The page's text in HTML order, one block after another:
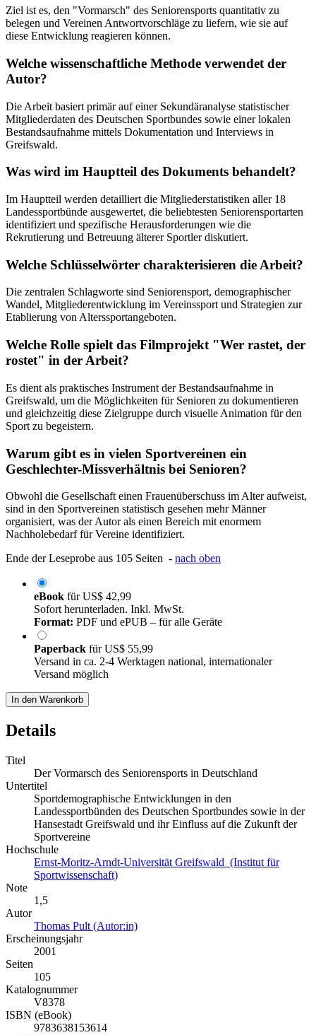
Ziel ist es, den "Vormarsch" des Seniorensports quantitativ zu
belegen und Vereinen Antwortvorschläge zu liefern, wie sie auf
diese Entwicklung reagieren können.
Welche wissenschaftliche Methode verwendet der
Autor?
Die Arbeit basiert primär auf einer Sekundäranalyse statistischer
Mitgliederdaten des Deutschen Sportbundes sowie einer lokalen
Bestandsaufnahme mittels Dokumentation und Interviews in
Greifswald.
Was wird im Hauptteil des Dokuments behandelt?
Im Hauptteil werden detailliert die Mitgliederstatistiken aller 18
Landessportbünde ausgewertet, die beliebtesten Seniorensportarten
identifiziert und spezifische Herausforderungen wie die
Rekrutierung und Betreuung älterer Sportler diskutiert.
Welche Schlüsselwörter charakterisieren die Arbeit?
Die zentralen Schlagworte sind Seniorensport, demographischer
Wandel, Mitgliederentwicklung im Vereinssport und Strategien zur
Etablierung von Alterssportangeboten.
Welche Rolle spielt das Filmprojekt "Wer rastet, der
rostet" in der Arbeit?
Es dient als praktisches Instrument der Bestandsaufnahme in
Greifswald, um die Möglichkeiten für Senioren zu dokumentieren
und gleichzeitig diese Zielgruppe durch visuelle Animation für den
Sport zu begeistern.
Warum gibt es in vielen Sportvereinen ein
Geschlechter-Missverhältnis bei Senioren?
Obwohl die Gesellschaft einen Frauenüberschuss im Alter aufweist,
sind in den Sportvereinen statistisch gesehen mehr Männer
organisiert, was der Autor als einen Bereich mit enormem
Nachholebedarf für Vereine identifiziert.
Ende der Leseprobe aus 105 Seiten - nach oben
eBook fürUS$ 42,99
Sofort herunterladen. Inkl. MwSt.
Format: PDF und ePUB – für alle Geräte
Paperback fürUS$ 55,99
Versand in ca. 2-4 Werktagen national, internationaler
Versand möglich
In den Warenkorb
Details
Titel
Der Vormarsch des Seniorensports in Deutschland
Untertitel
Sportdemographische Entwicklungen in den
Landessportbünden des Deutschen Sportbundes sowie in der
Hansestadt Greifswald und ihr Einfluss auf die Zukunft der
Sportvereine
Hochschule
Ernst-Moritz-Arndt-Universität Greifswald (Institut für
Sportwissenschaft)
Note
1,5
Autor
Thomas Pult (Autor:in)
Erscheinungsjahr
2001
Seiten
105
Katalognummer
V8378
ISBN (eBook)
9783638153614